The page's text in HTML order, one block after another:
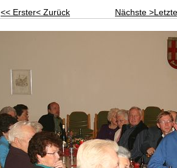
<< Erster< Zurück Nächste >